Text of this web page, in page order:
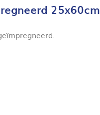
25x60cm